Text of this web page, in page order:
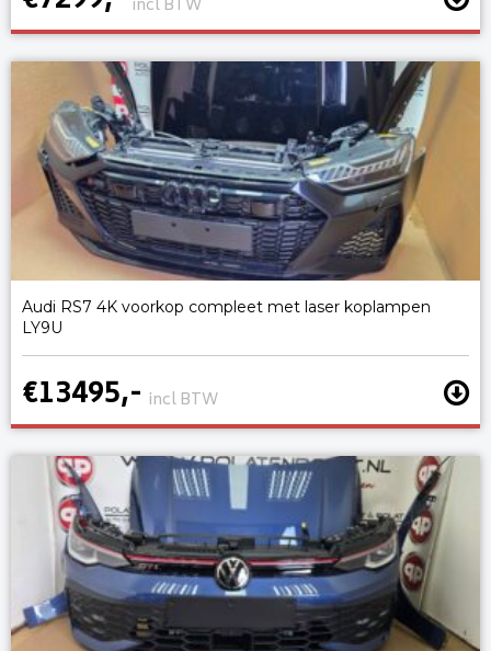
incl BTW
Audi RS7 4K voorkop compleet met laser koplampen
LY9U
€13495,- incl BTW